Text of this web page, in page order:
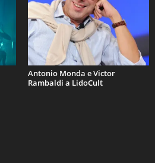
Antonio Monda e Victor
Rambaldi a LidoCult